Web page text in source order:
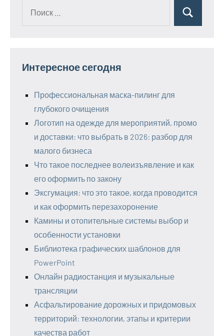
Поиск
Интересное сегодня
Профессиональная маска-пилинг для
глубокого очищения
Логотип на одежде для мероприятий, промо
и доставки: что выбрать в 2026: разбор для
малого бизнеса
Что такое последнее волеизъявление и как
его оформить по закону
Эксгумация: что это такое, когда проводится
и как оформить перезахоронение
Камины и отопительные системы выбор и
особенности установки
Библиотека графических шаблонов для
PowerPoint
Онлайн радиостанция и музыкальные
трансляции
Асфальтирование дорожных и придомовых
территорий: технологии, этапы и критерии
качества работ